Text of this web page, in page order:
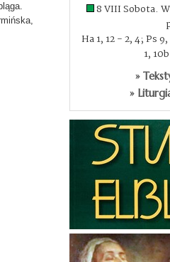
8 VIII Sobota.
Ha 1, 12 - 2, 4; Ps
1,
»
»